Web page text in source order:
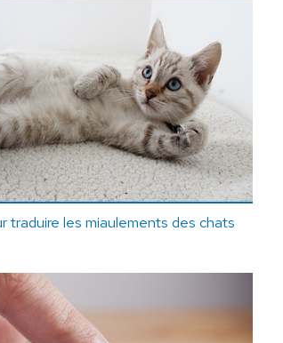
traduire les miaulements des chats